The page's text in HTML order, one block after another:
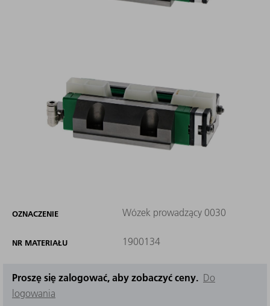
OZNACZENIE Wózek prowadzący 0030
NR MATERIAŁU 1900134
Proszę się zalogować, aby zobaczyć ceny. Do
logowania